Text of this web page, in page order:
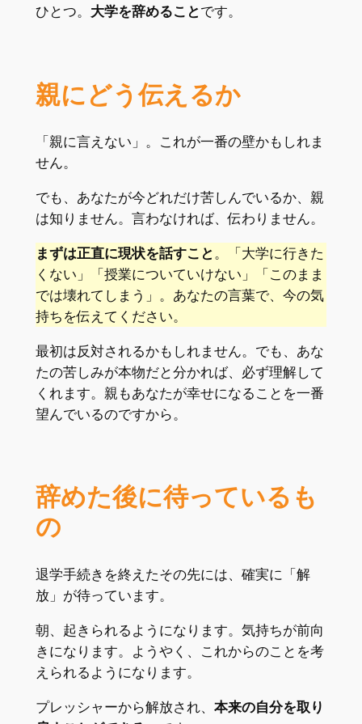
ひとつ。 大学を辞めることです。
親にどう伝えるか
「親に言えない」。これが一番の壁かもしれま
せん。
でも、あなたが今どれだけ苦しんでいるか、親
は知りません。言わなければ、伝わりません。
まずは正直に現状を話すこと 。「大学に行きた
くない」「授業についていけない」「このまま
では壊れてしまう」。あなたの言葉で、今の気
持ちを伝えてください。
最初は反対されるかもしれません。でも、あな
たの苦しみが本物だと分かれば、必ず理解して
くれます。親もあなたが幸せになることを一番
望んでいるのですから。
辞めた後に待っているも
の
退学手続きを終えたその先には、確実に「解
放」が待っています。
朝、起きられるようになります。気持ちが前向
きになります。ようやく、これからのことを考
えられるようになります。
プレッシャーから解放され、 本来の自分を取り